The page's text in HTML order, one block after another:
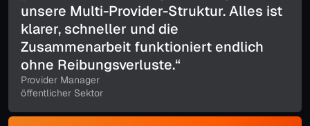
unsere Multi-Provider-Struktur. Alles ist
klarer, schneller und die
Zusammenarbeit funktioniert endlich
ohne Reibungsverluste.“
Provider Manager
öffentlicher Sektor